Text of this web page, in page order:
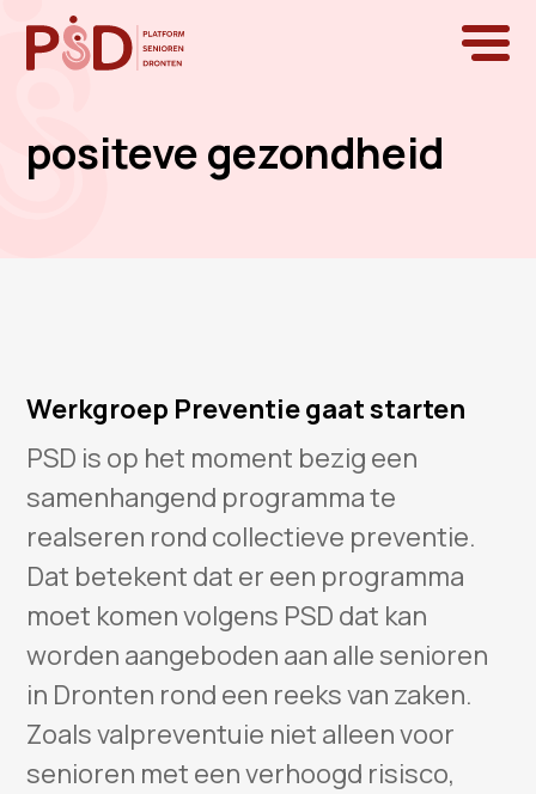
positeve gezondheid
Werkgroep Preventie gaat starten
PSD is op het moment bezig een
samenhangend programma te
realseren rond collectieve preventie.
Dat betekent dat er een programma
moet komen volgens PSD dat kan
worden aangeboden aan alle senioren
in Dronten rond een reeks van zaken.
Zoals valpreventuie niet alleen voor
senioren met een verhoogd risisco,